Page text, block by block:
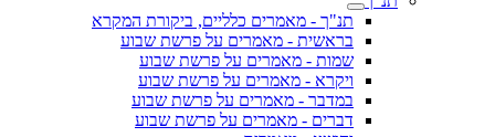
תנ"ך - מאמרים כלליים, ביקורת המקרא
בראשית - מאמרים על פרשת שבוע
שמות - מאמרים על פרשת שבוע
ויקרא - מאמרים על פרשת שבוע
במדבר - מאמרים על פרשת שבוע
דברים - מאמרים על פרשת שבוע